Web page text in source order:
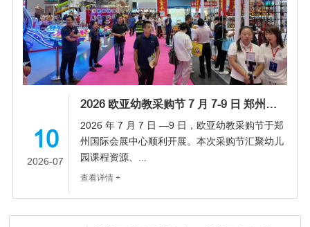
10
2026-07
2026 欧亚幼教采购节 7 月 7-9 日 郑州国际会展中心顺利举办
2026 年 7 月 7 日 —9 日，欧亚幼教采购节于郑
州国际会展中心顺利开展。本次采购节汇聚幼儿
园课程资源、...
查看详情 +